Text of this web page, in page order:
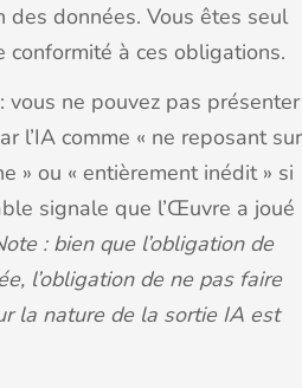
des données. Vous êtes seul
conformité à ces obligations.
: vous ne pouvez pas présenter
l’IA comme « ne reposant sur
» ou « entièrement inédit » si
signale que l’Œuvre a joué
: bien que l’obligation de
l’obligation de ne pas faire
la nature de la sortie IA est